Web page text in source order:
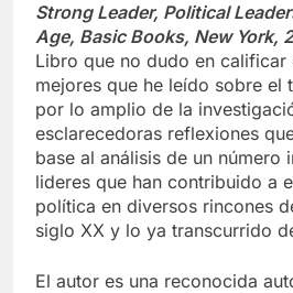
Strong Leader, Political
Age, Basic Books, New York,
Libro que no dudo en
mejores que he leído sobre el
por lo amplio de la
esclarecedoras reflexiones
base al análisis de un número
lideres que han contribuido a
política en diversos rincones
siglo XX y lo ya transcurrido
El autor es una reconocida